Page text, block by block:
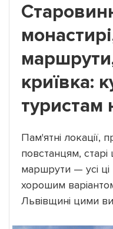
криївка:
туристам
Пам'ятні локації,
повстанцям, старі
маршрути — усі ці
хорошим
Львівщині цими